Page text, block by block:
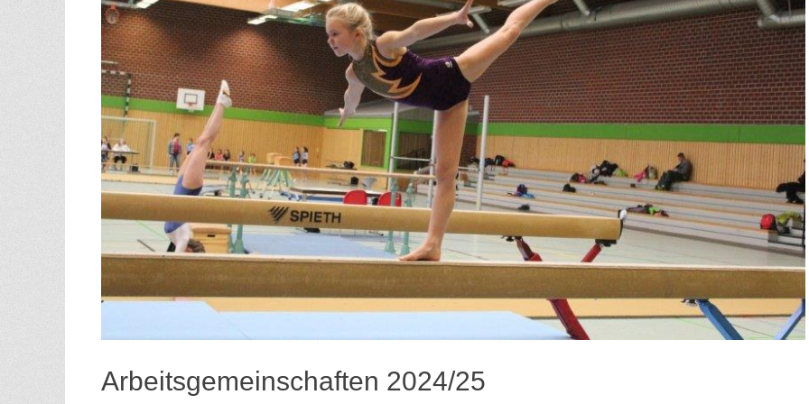
Arbeitsgemeinschaften 2024/25